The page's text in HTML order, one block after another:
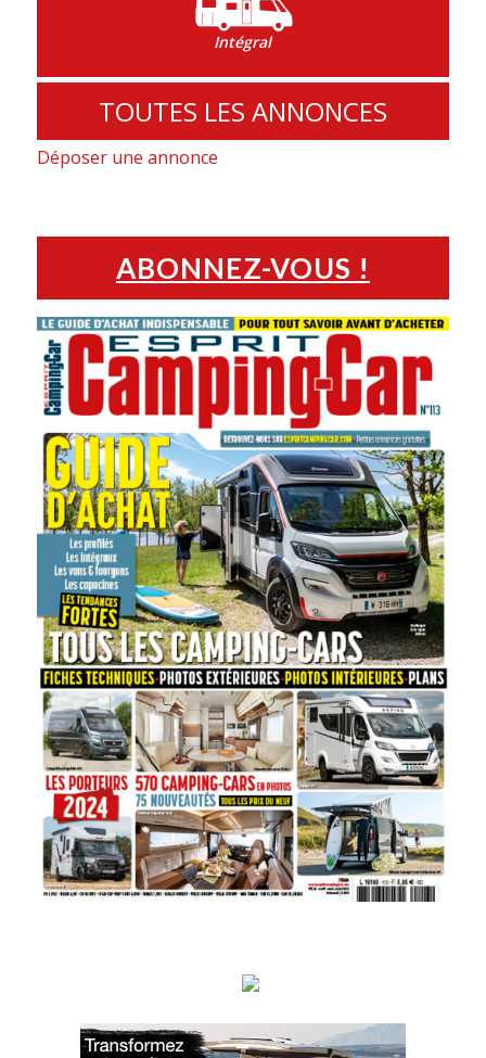
Intégral
TOUTES LES ANNONCES
Déposer une annonce
ABONNEZ-VOUS !